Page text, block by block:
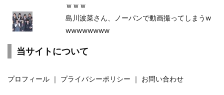
ｗｗｗ
島川波菜さん、ノーパンで動画撮ってしまうw
wwwwwwww
当サイトについて
プロフィール ｜ プライバシーポリシー ｜ お問い合わせ